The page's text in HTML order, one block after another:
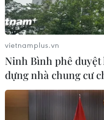
vietnamplus.vn
Ninh Bình phê duyệt
dựng nhà chung cư